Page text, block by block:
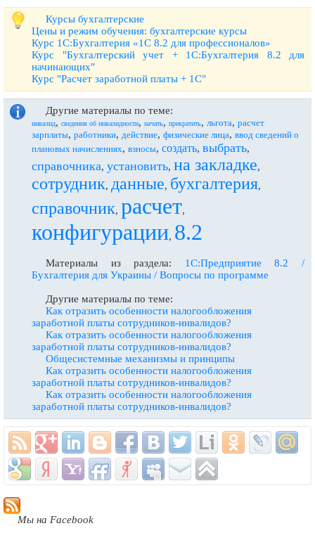
Курсы бухгалтерские
Цены и режим обучения: бухгалтерские курсы
Курс 1С:Бухгалтерия «1С 8.2 для профессионалов»
Курс "Бухгалтерский учет + 1С:Бухгалтерия 8.2 для
начинающих"
Курс "Расчет заработной платы + 1С"
Другие материалы по теме:
инвалид, сведения об инвалидности, начать, прекратить, льгота, расчет
зарплаты, работники, действие, физические лица, ввод сведений о
плановых начислениях, взносы, создать, выбрать,
справочника, установить, на закладке,
сотрудник, данные, бухгалтерия,
справочник, расчет,
конфигурации, 8.2
Материалы из раздела: 1С:Предприятие 8.2 /
Бухгалтерия для Украины / Вопросы по программе
Другие материалы по теме:
Как отразить особенности налогообложения
заработной платы сотрудников-инвалидов?
Как отразить особенности налогообложения
заработной платы сотрудников-инвалидов?
Общесистемные механизмы и принципы
Как отразить особенности налогообложения
заработной платы сотрудников-инвалидов?
Как отразить особенности налогообложения
заработной платы сотрудников-инвалидов?
Мы на Facebook